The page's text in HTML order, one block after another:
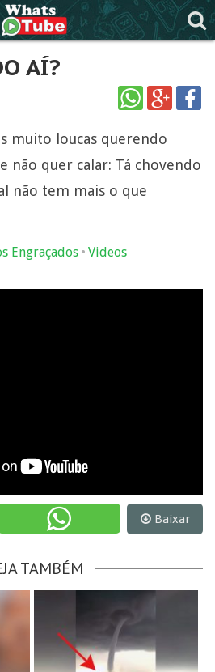
AÍ?
muito loucas querendo
não quer calar: Tá chovendo
não tem mais o que
Engraçados • Videos
Baixar
TAMBÉM